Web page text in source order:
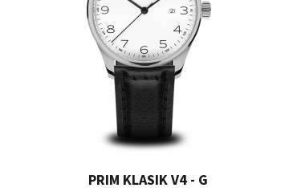
PRIM KLASIK V4 - G